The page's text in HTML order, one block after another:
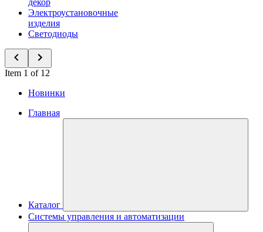
декор
Электроустановочные
изделия
Светодиоды
Item 1 of 12
Новинки
Главная
Каталог
Системы управления и автоматизации